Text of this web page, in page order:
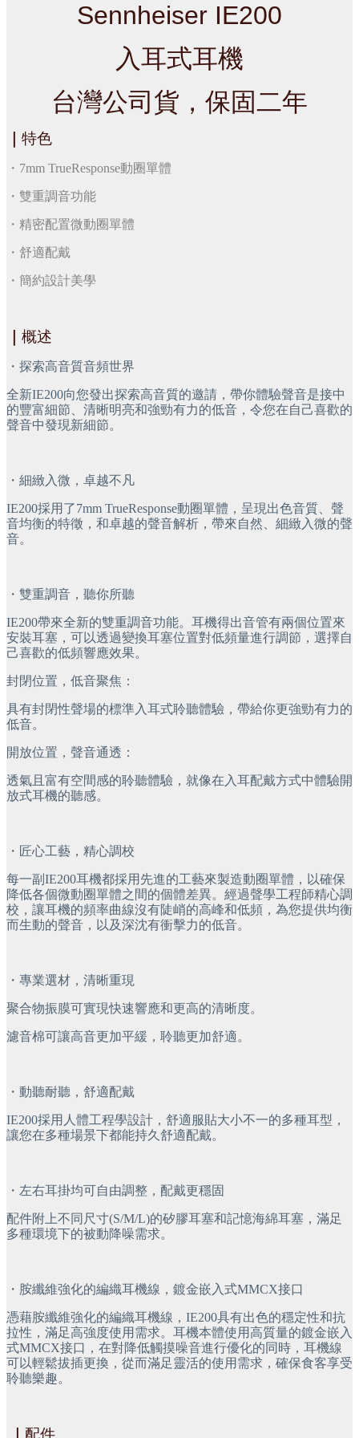
Sennheiser IE200
入耳式耳機
台灣公司貨，保固二年
特色
・7mm TrueResponse動圈單體
・雙重調音功能
・精密配置微動圈單體
・舒適配戴
・簡約設計美學
概述
・探索高音質音頻世界
全新IE200向您發出探索高音質的邀請，帶你體驗聲音是接中
的豐富細節、清晰明亮和強勁有力的低音，令您在自己喜歡的
聲音中發現新細節。
・細緻入微，卓越不凡
IE200採用了7mm TrueResponse動圈單體，呈現出色音質、聲
音均衡的特徵，和卓越的聲音解析，帶來自然、細緻入微的聲
音。
・雙重調音，聽你所聽
IE200帶來全新的雙重調音功能。耳機得出音管有兩個位置來
安裝耳塞，可以透過變換耳塞位置對低頻量進行調節，選擇自
己喜歡的低頻響應效果。
封閉位置，低音聚焦：
具有封閉性聲場的標準入耳式聆聽體驗，帶給你更強勁有力的
低音。
開放位置，聲音通透：
透氣且富有空間感的聆聽體驗，就像在入耳配戴方式中體驗開
放式耳機的聽感。
・匠心工藝，精心調校
每一副IE200耳機都採用先進的工藝來製造動圈單體，以確保
降低各個微動圈單體之間的個體差異。經過聲學工程師精心調
校，讓耳機的頻率曲線沒有陡峭的高峰和低頻，為您提供均衡
而生動的聲音，以及深沈有衝擊力的低音。
・專業選材，清晰重現
聚合物振膜可實現快速響應和更高的清晰度。
濾音棉可讓高音更加平緩，聆聽更加舒適。
・動聽耐聽，舒適配戴
IE200採用人體工程學設計，舒適服貼大小不一的多種耳型，
讓您在多種場景下都能持久舒適配戴。
・左右耳掛均可自由調整，配戴更穩固
配件附上不同尺寸(S/M/L)的矽膠耳塞和記憶海綿耳塞，滿足
多種環境下的被動降噪需求。
・胺纖維強化的編織耳機線，鍍金嵌入式MMCX接口
憑藉胺纖維強化的編織耳機線，IE200具有出色的穩定性和抗
拉性，滿足高強度使用需求。耳機本體使用高質量的鍍金嵌入
式MMCX接口，在對降低觸摸噪音進行優化的同時，耳機線
可以輕鬆拔插更換，從而滿足靈活的使用需求，確保食客享受
聆聽樂趣。
配件